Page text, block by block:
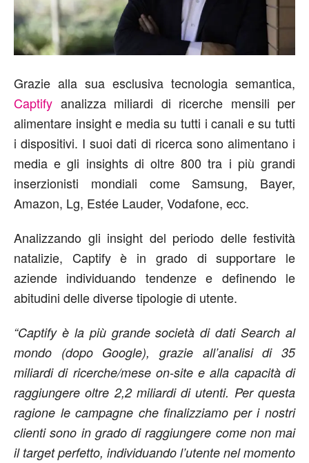
Grazie alla sua esclusiva tecnologia semantica,
Captify analizza miliardi di ricerche mensili per
alimentare insight e media su tutti i canali e su tutti
i dispositivi. I suoi dati di ricerca sono alimentano i
media e gli insights di oltre 800 tra i più grandi
inserzionisti mondiali come Samsung, Bayer,
Amazon, Lg, Estée Lauder, Vodafone, ecc.
Analizzando gli insight del periodo delle festività
natalizie, Captify è in grado di supportare le
aziende individuando tendenze e definendo le
abitudini delle diverse tipologie di utente.
“Captify è la più grande società di dati Search al
mondo (dopo Google), grazie all’analisi di 35
miliardi di ricerche/mese on-site e alla capacità di
raggiungere oltre 2,2 miliardi di utenti. Per questa
ragione le campagne che finalizziamo per i nostri
clienti sono in grado di raggiungere come non mai
il target perfetto, individuando l’utente nel momento